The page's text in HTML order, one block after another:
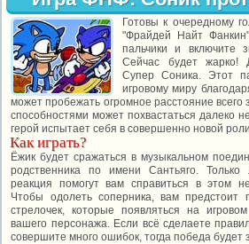
Готовы к очередному
"Фрайдей Найт
пальчики и включите
Сейчас будет жарко!
Супер Соника. Этот
игровому миру
может пробежать огромное расстояние всего
способностями может похвастаться далеко
герой испытает себя в совершенно новой
Как играть?
Ёжик будет сражаться в музыкальном
родственника по имени Сантьяго. Только
реакция помогут вам справиться в этом
Чтобы одолеть соперника, вам предстоит
стрелочек, которые появляться на
вашего персонажа. Если всё сделаете
совершите много ошибок, тогда победа будет